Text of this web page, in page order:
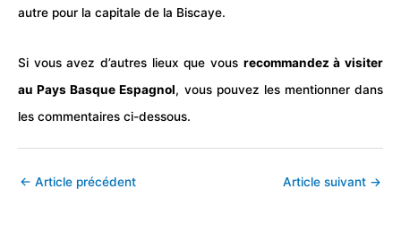
autre pour la capitale de la Biscaye.
Si vous avez d’autres lieux que vous recommandez à visiter
au Pays BasqueEspagnol, vous pouvez les mentionner dans
les commentaires ci-dessous.
← Article précédent Article suivant →